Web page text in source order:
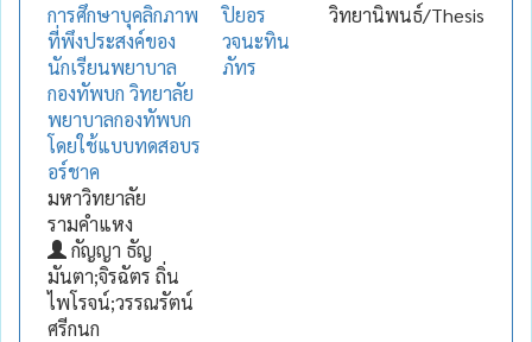
การศึกษาบุคลิกภาพ
ที่พึงประสงค์ของ
นักเรียนพยาบาล
กองทัพบก วิทยาลัย
พยาบาลกองทัพบก
โดยใช้แบบทดสอบร
อร์ชาค
มหาวิทยาลัย
รามคำแหง
กัญญา ธัญ
มันตา;จิรฉัตร ถิ่น
ไพโรจน์;วรรณรัตน์
ศรีกนก
ปิยอร
วจนะทิน
ภัทร
วิทยานิพนธ์/Thesis